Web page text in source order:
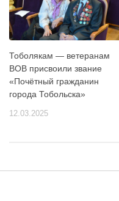
Тоболякам — ветеранам
ВОВ присвоили звание
«Почётный гражданин
города Тобольска»
12.03.2025